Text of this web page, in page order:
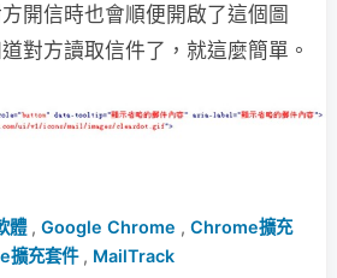
方開信時也會順便開啟了這個圖
對方讀取信件了，就這麼簡單。
體, Google Chrome , Chrome擴充
擴充套件, MailTrack